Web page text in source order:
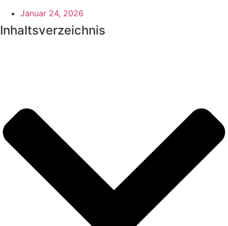
Januar 24, 2026
Inhaltsverzeichnis